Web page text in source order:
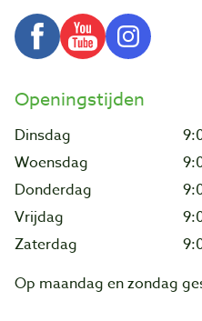
Openingstijden
Dinsdag
Woensdag
Donderdag
Vrijdag
Zaterdag
Op maandag en zondag